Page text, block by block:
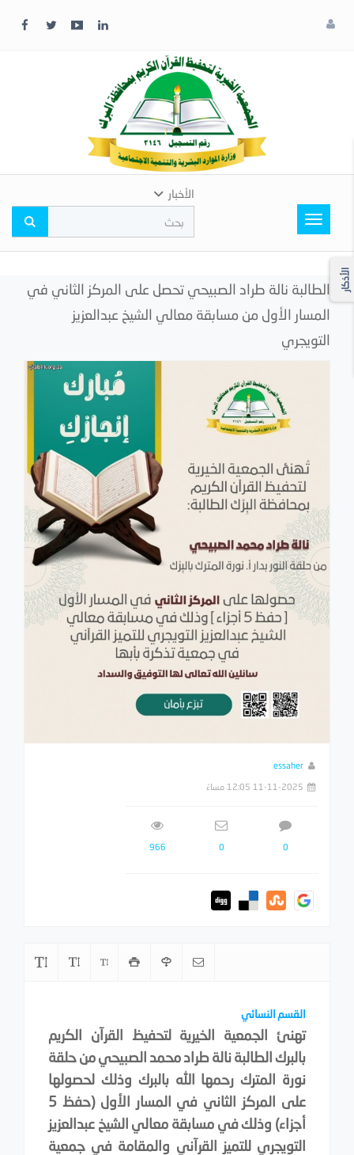
Toggle
navigation
الأخبار
الأذكار
الطالبة نالة طراد الصبيحي تحصل على المركز الثاني في
المسار الأول من مسابقة معالي الشيخ عبدالعزيز
التويجري
essaher
11-11-2025 12:05 مساءً
0
0
966
القسم النسائي
تهنئ الجمعية الخيرية لتحفيظ القرآن الكريم
بالبرك الطالبة نالة طراد محمد الصبيحي من حلقة
نورة المترك رحمها الله بالبرك وذلك لحصولها
على المركز الثاني في المسار الأول (حفظ 5
أجزاء) وذلك في مسابقة معالي الشيخ عبدالعزيز
التويجري للتميز القرآني والمقامة في جمعية